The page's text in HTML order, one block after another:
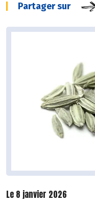
Partager sur
Le 8 janvier 2026